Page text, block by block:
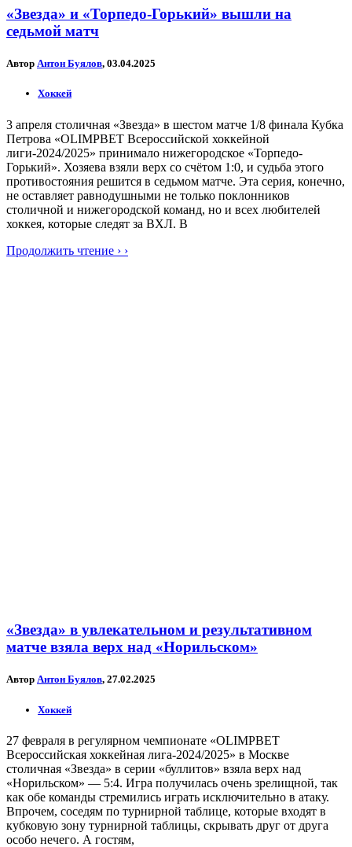
«Звезда» и «Торпедо-Горький» вышли на
седьмой матч
Автор Антон Буялов, 03.04.2025
Хоккей
3 апреля столичная «Звезда» в шестом матче 1/8 финала Кубка
Петрова «OLIMPBET Всероссийской хоккейной
лиги-2024/2025» принимало нижегородское «Торпедо-
Горький». Хозяева взяли верх со счётом 1:0, и судьба этого
противостояния решится в седьмом матче. Эта серия, конечно,
не оставляет равнодушными не только поклонников
столичной и нижегородской команд, но и всех любителей
хоккея, которые следят за ВХЛ. В
Продолжить чтение › ›
«Звезда» в увлекательном и результативном
матче взяла верх над «Норильском»
Автор Антон Буялов, 27.02.2025
Хоккей
27 февраля в регулярном чемпионате «OLIMPBET
Всероссийская хоккейная лига-2024/2025» в Москве
столичная «Звезда» в серии «буллитов» взяла верх над
«Норильском» — 5:4. Игра получилась очень зрелищной, так
как обе команды стремились играть исключительно в атаку.
Впрочем, соседям по турнирной таблице, которые входят в
кубковую зону турнирной таблицы, скрывать друг от друга
особо нечего. А гостям,